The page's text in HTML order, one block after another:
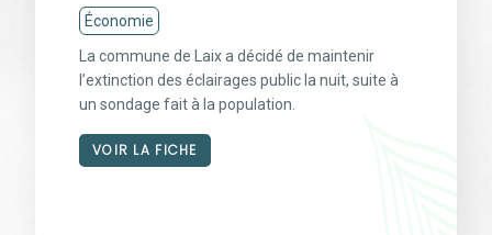
Économie
La commune de Laix a décidé de maintenir
l’extinction des éclairages public la nuit, suite à
un sondage fait à la population.
VOIR LA FICHE